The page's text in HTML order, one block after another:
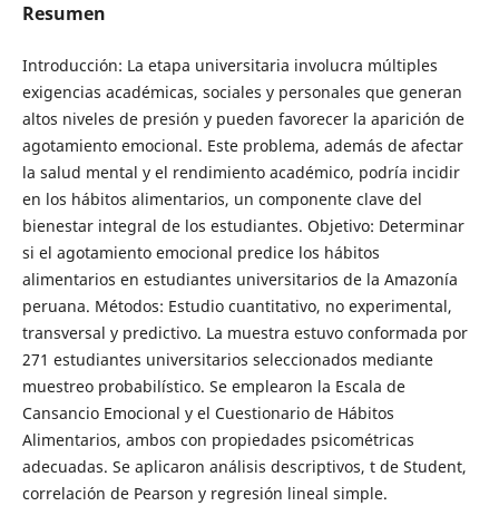
Resumen
Introducción: La etapa universitaria involucra múltiples
exigencias académicas, sociales y personales que generan
altos niveles de presión y pueden favorecer la aparición de
agotamiento emocional. Este problema, además de afectar
la salud mental y el rendimiento académico, podría incidir
en los hábitos alimentarios, un componente clave del
bienestar integral de los estudiantes. Objetivo: Determinar
si el agotamiento emocional predice los hábitos
alimentarios en estudiantes universitarios de la Amazonía
peruana. Métodos: Estudio cuantitativo, no experimental,
transversal y predictivo. La muestra estuvo conformada por
271 estudiantes universitarios seleccionados mediante
muestreo probabilístico. Se emplearon la Escala de
Cansancio Emocional y el Cuestionario de Hábitos
Alimentarios, ambos con propiedades psicométricas
adecuadas. Se aplicaron análisis descriptivos, t de Student,
correlación de Pearson y regresión lineal simple.